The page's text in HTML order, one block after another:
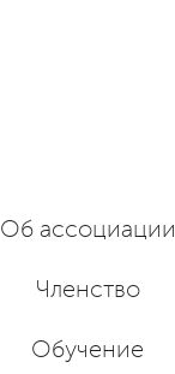
Об ассоциации
Членство
Обучение